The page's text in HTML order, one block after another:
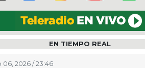
EN TIEMPO REAL
06, 2026 / 23:46